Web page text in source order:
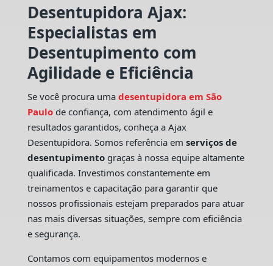
Desentupidora Ajax:
Especialistas em
Desentupimento com
Agilidade e Eficiência
Se você procura uma desentupidora em São
Paulo de confiança, com atendimento ágil e
resultados garantidos, conheça a Ajax
Desentupidora. Somos referência em serviços de
desentupimentograças à nossa equipe altamente
qualificada. Investimos constantemente em
treinamentos e capacitação para garantir que
nossos profissionais estejam preparados para atuar
nas mais diversas situações, sempre com eficiência
e segurança.
Contamos com equipamentos modernos e